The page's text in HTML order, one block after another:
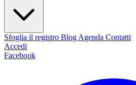
Sfoglia il registro Blog Agenda Contatti
Accedi
Facebook